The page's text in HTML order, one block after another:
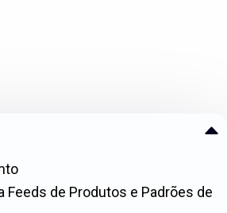
Feeds de Produtos e Padrões de